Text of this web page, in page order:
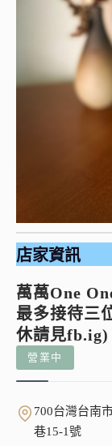
店家資訊
萬萬One
最多接待三
休請見fb.ig)
營業中
700台灣台南
巷15-1號